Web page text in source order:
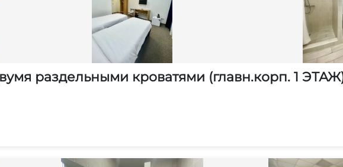
раздельными кроватями (главн.корп. 1